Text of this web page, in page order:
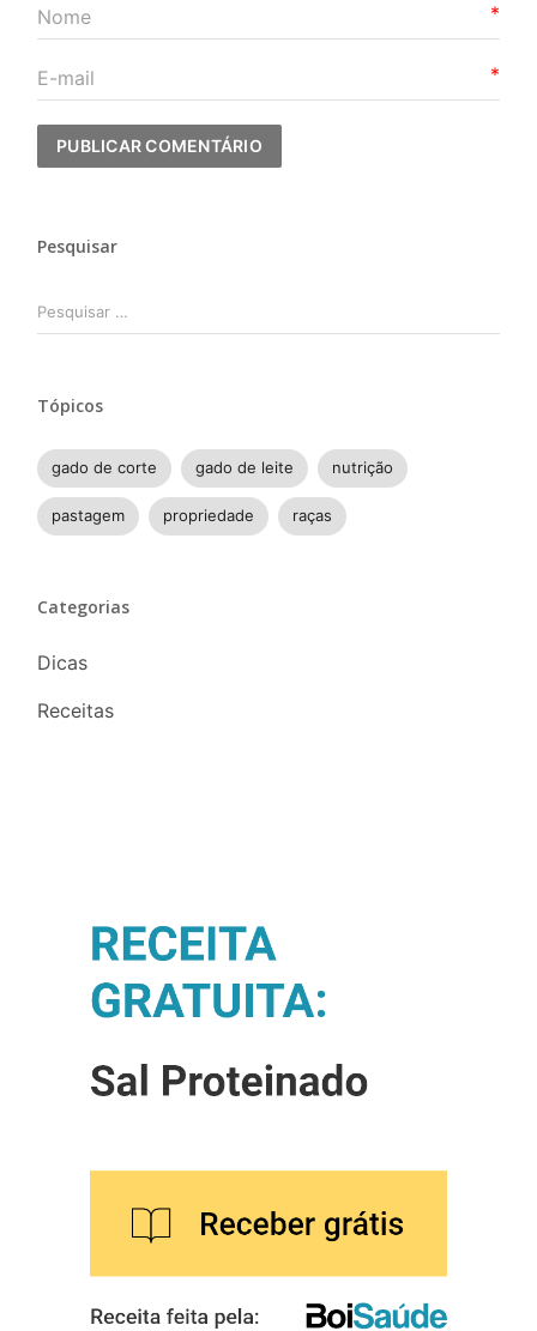
*
*
Pesquisar
por:
Tópicos
gado de corte gado de leite nutrição
pastagem propriedade raças
Categorias
Dicas
Receitas